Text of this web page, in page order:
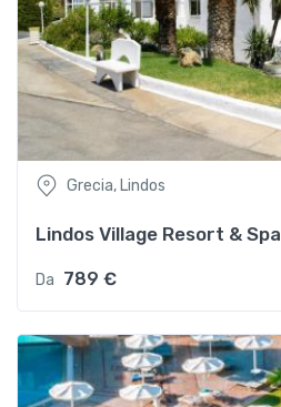
Grecia, Lindos
Lindos Village Resort & Spa
Da 789 €